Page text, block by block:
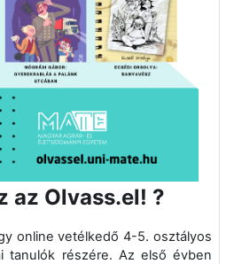
az Olvass.el! ?
online vetélkedő 4-5. osztályos
tanulók részére. Az első évben